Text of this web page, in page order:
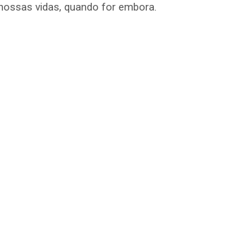
vidas, quando for embora.